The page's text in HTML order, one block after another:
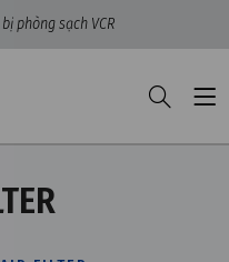
phòng sạch VCR